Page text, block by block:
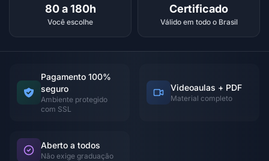
80 a 180h
Você escolhe
Certificado
Válido em todo o Brasil
Pagamento 100%
seguro
Ambiente protegido
com SSL
Videoaulas + PDF
Material completo
Aberto a todos
Não exige graduação